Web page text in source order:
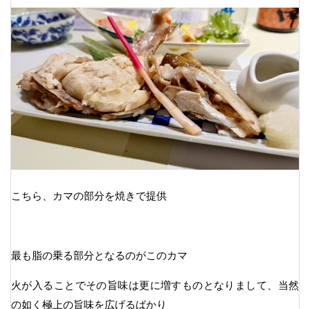
こちら、カマの部分を焼きで提供
最も脂の乗る部分となるのがこのカマ
火が入ることでその旨味は更に増すものとなりまして、当然
の如く極上の旨味を広げるばかり